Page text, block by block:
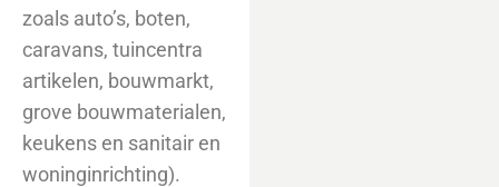
zoals auto’s, boten,
caravans, tuincentra
artikelen, bouwmarkt,
grove bouwmaterialen,
keukens en sanitair en
woninginrichting).